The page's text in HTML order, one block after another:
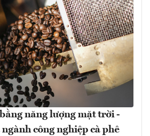
năng lượng mặt trời -
công nghiệp cà phê